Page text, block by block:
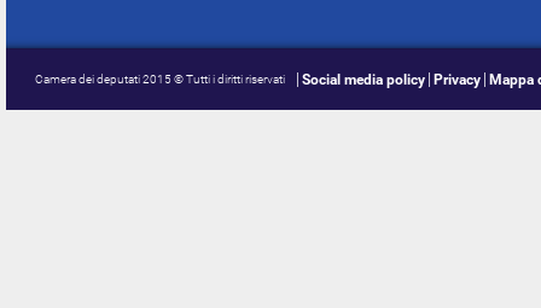
Camera dei deputati 2015 © Tutti i diritti riservati Social media policy Privacy Mappa